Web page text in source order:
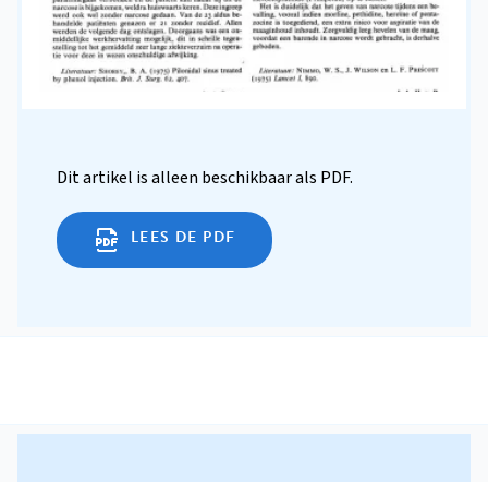
Dit artikel is alleen beschikbaar als PDF.
LEES DE PDF